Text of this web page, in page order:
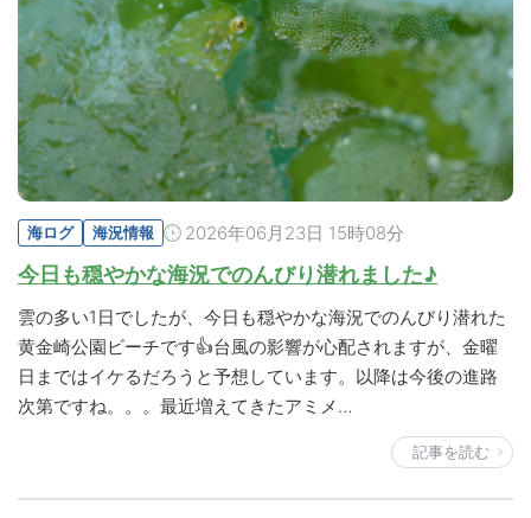
海ログ 海況情報 2026年06月23日 15時08分
今日も穏やかな海況でのんびり潜れました♪
雲の多い1日でしたが、今日も穏やかな海況でのんびり潜れた
黄金崎公園ビーチです👍台風の影響が心配されますが、金曜
日まではイケるだろうと予想しています。以降は今後の進路
次第ですね。。。最近増えてきたアミメ…
記事を読む